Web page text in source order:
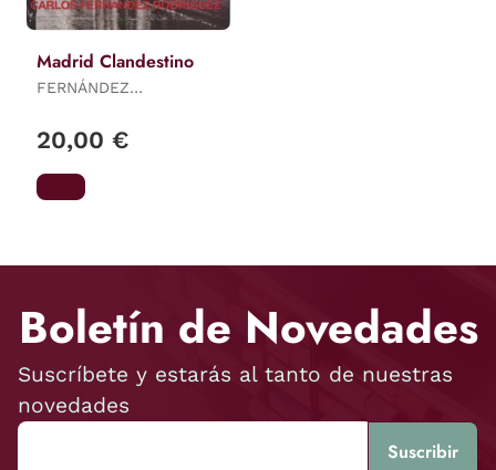
Madrid Clandestino
FERNÁNDEZ
20,00 €
Boletín de Novedades
Suscríbete y estarás al tanto de nuestras
novedades